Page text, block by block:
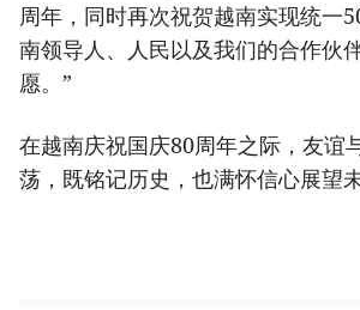
周年，同时再次祝贺越南实现统一
南领导人、人民以及我们的合作伙
愿。”
在越南庆祝国庆80周年之际，友谊
荡，既铭记历史，也满怀信心展望